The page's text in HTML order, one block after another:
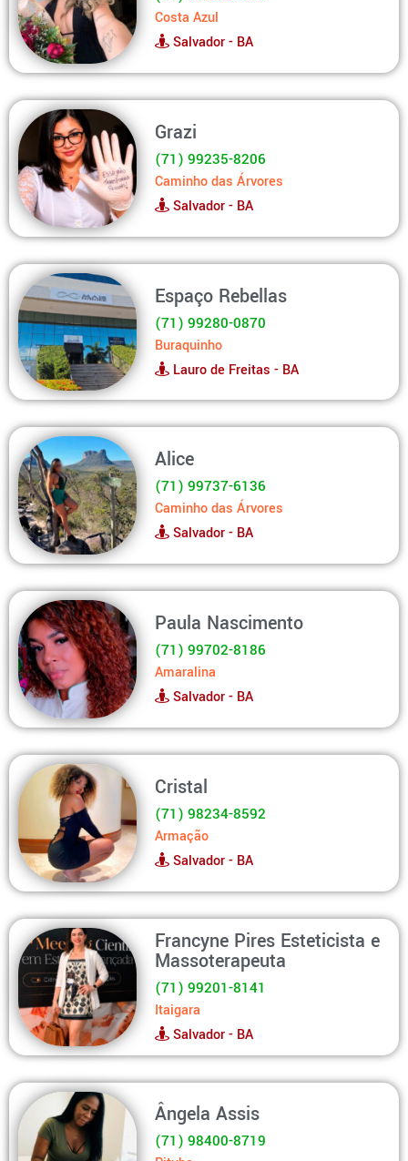
Costa Azul
Salvador - BA
Grazi
(71) 99235-8206
Caminho das Árvores
Salvador - BA
Espaço Rebellas
(71) 99280-0870
Buraquinho
Lauro de Freitas - BA
Alice
(71) 99737-6136
Caminho das Árvores
Salvador - BA
Paula Nascimento
(71) 99702-8186
Amaralina
Salvador - BA
Cristal
(71) 98234-8592
Armação
Salvador - BA
Francyne Pires Esteticista e
Massoterapeuta
(71) 99201-8141
Itaigara
Salvador - BA
Ângela Assis
(71) 98400-8719